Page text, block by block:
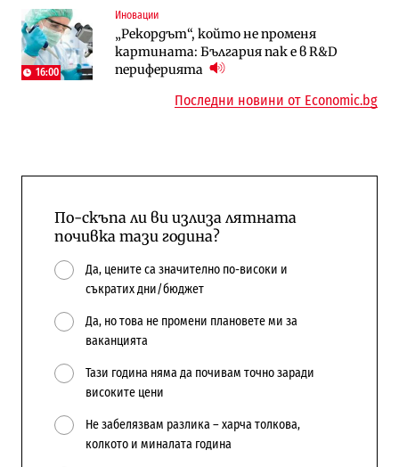
16:00
Иновации
„Рекордът“, който не променя
картината: България пак е в R&D
периферията
Digi&AI
Трафикът толкова е намалял, че големи
медии обмислят да се откажат
напълно от Google
Компании
„Ендуросат“ ще строи огромен
космически и отбранителен център в
Доброславци
Последни новини от Economic.bg
По-скъпа ли ви излиза лятната
почивка тази година?
Да, цените са значително по-високи и
съкратих дни/бюджет
Да, но това не промени плановете ми за
ваканцията
Тази година няма да почивам точно заради
високите цени
Не забелязвам разлика – харча толкова,
колкото и миналата година